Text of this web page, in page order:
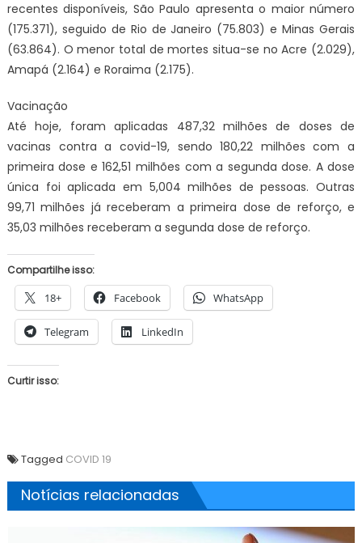
recentes disponíveis, São Paulo apresenta o maior número
(175.371), seguido de Rio de Janeiro (75.803) e Minas Gerais
(63.864). O menor total de mortes situa-se no Acre (2.029),
Amapá (2.164) e Roraima (2.175).
Vacinação
Até hoje, foram aplicadas 487,32 milhões de doses de
vacinas contra a covid-19, sendo 180,22 milhões com a
primeira dose e 162,51 milhões com a segunda dose. A dose
única foi aplicada em 5,004 milhões de pessoas. Outras
99,71 milhões já receberam a primeira dose de reforço, e
35,03 milhões receberam a segunda dose de reforço.
Compartilhe isso:
18+ Facebook WhatsApp
Telegram LinkedIn
Curtir isso:
Tagged COVID 19
Notícias relacionadas